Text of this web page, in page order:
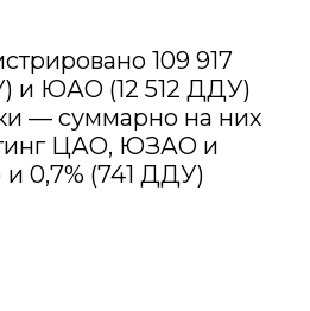
109 917
и ЮАО (12 512 ДДУ)
— суммарно на них
ЦАО, ЮЗАО и
0,7% (741 ДДУ)